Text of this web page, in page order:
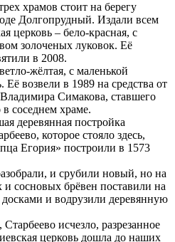
храмов стоит на берегу
Долгопрудный. Издали всем
церковь – бело-красная, с
золоченых луковок. Её
в 2008.
жёлтая, с маленькой
возвели в 1989 на средства от
Симакова, ставшего
соседнем храме.
деревянная постройка
которое стояло здесь,
Егория» построили в 1573
и срубили новый, но на
сосновых брёвен поставили на
и водрузили деревянную
исчезло, разрезанное
церковь дошла до наших